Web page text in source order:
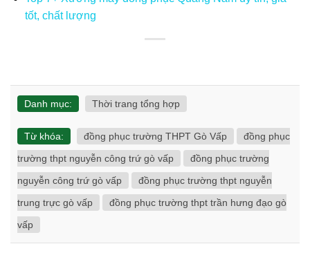
tốt, chất lượng
Danh mục: Thời trang tổng hợp
Từ khóa: đồng phục trường THPT Gò Vấp
đồng phục
trường thpt nguyễn công trứ gò vấp
đồng phục trường
nguyễn công trứ gò vấp
đồng phục trường thpt nguyễn
trung trực gò vấp
đồng phục trường thpt trần hưng đạo gò
vấp